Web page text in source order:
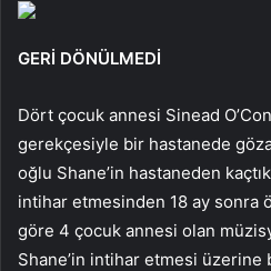
GERİ DÖNÜLMEDİ
Dört çocuk annesi Sinead
gerekçesiyle bir hastanede
oğlu Shane’in hastaneden
intihar etmesinden 18 ay sonra
göre 4 çocuk annesi olan
Shane’in intihar etmesi